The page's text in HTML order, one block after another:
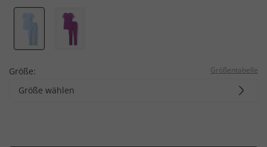
Größe: Größentabelle
Größe wählen